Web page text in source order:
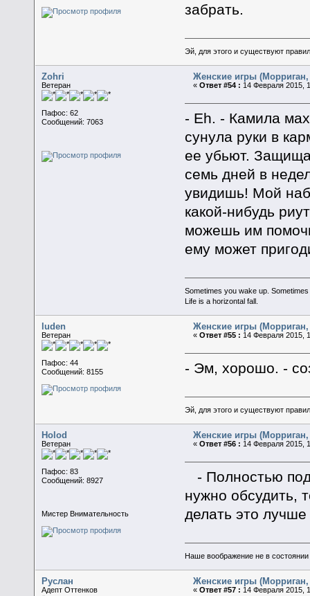
забрать.
Эй, для этого и существуют
Zohri
Ветеран
Пафос: 62
Сообщений: 7063
Женские игры
«Ответ #54 : 14 Февраля 2015,
- Eh. - Камила
сунула руки в
ее убьют.
семь дней в
увидишь! Мой
какой-нибудь
можешь им
ему может
Sometimes you wake up.
Life is a horizontal fall.
luden
Ветеран
Пафос: 44
Сообщений: 8155
Женские игры
«Ответ #55 : 14 Февраля 2015,
- Эм, хорошо. -
Эй, для этого и существуют
Holod
Ветеран
Пафос: 83
Сообщений: 8927
Мистер Внимательность
Женские игры
«Ответ #56 : 14 Февраля 2015,
- Полностью
нужно обсудить,
делать это
Наше воображение не в состоянии
Руслан
Адепт Оттенков
Женские игры
«Ответ #57 : 14 Февраля 2015,